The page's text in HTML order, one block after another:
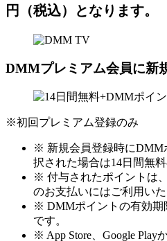
円（税込）となります。
DMMプレミアム会員に新
※初回プレミアム登録のみ
※ 新規会員登録時にDMM
択された場合は14日間無
※ 付与されたポイントは
のお支払いにはご利用いた
※ DMMポイントの有効期
です。
※ App Store、Google Play